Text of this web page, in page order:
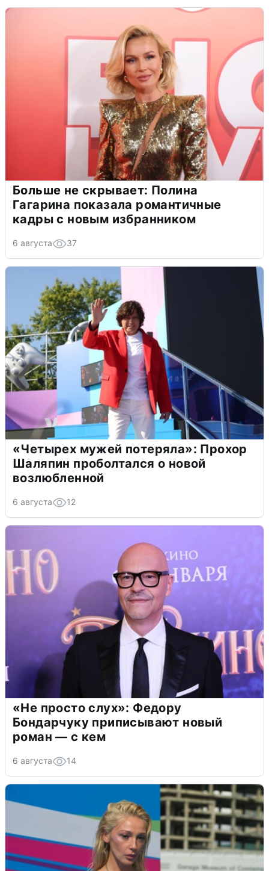
Больше не скрывает: Полина
Гагарина показала романтичные
кадры с новым избранником
6 августа 37
«Четырех мужей потеряла»: Прохор
Шаляпин проболтался о новой
возлюбленной
6 августа 12
«Не просто слух»: Федору
Бондарчуку приписывают новый
роман — с кем
6 августа 14